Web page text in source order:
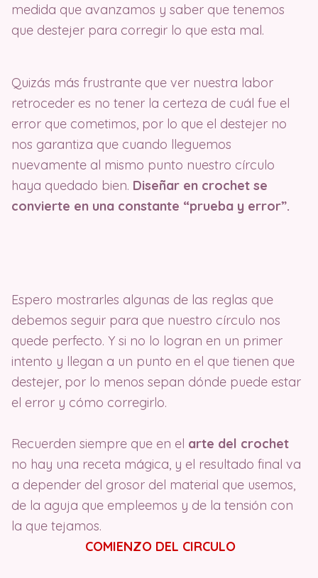
medida que avanzamos y saber que tenemos
que destejer para corregir lo que esta mal.
Quizás más frustrante que ver nuestra labor
retroceder es no tener la certeza de cuál fue el
error que cometimos, por lo que el destejer no
nos garantiza que cuando lleguemos
nuevamente al mismo punto nuestro círculo
haya quedado bien. Diseñar en crochet se
convierte en una constante “prueba y error”.
Espero mostrarles algunas de las reglas que
debemos seguir para que nuestro círculo nos
quede perfecto. Y si no lo logran en un primer
intento y llegan a un punto en el que tienen que
destejer, por lo menos sepan dónde puede estar
el error y cómo corregirlo.
Recuerden siempre que en el arte del crochet
no hay una receta mágica, y el resultado final va
a depender del grosor del material que usemos,
de la aguja que empleemos y de la tensión con
la que tejamos.
COMIENZO DEL CIRCULO